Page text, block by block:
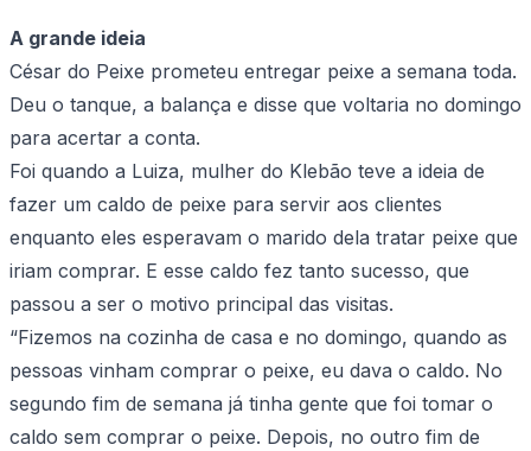
A grande ideia
César do Peixe prometeu entregar peixe a semana toda.
Deu o tanque, a balança e disse que voltaria no domingo
para acertar a conta.
Foi quando a Luiza, mulher do Klebão teve a ideia de
fazer um caldo de peixe para servir aos clientes
enquanto eles esperavam o marido dela tratar peixe que
iriam comprar. E esse caldo fez tanto sucesso, que
passou a ser o motivo principal das visitas.
“Fizemos na cozinha de casa e no domingo, quando as
pessoas vinham comprar o peixe, eu dava o caldo. No
segundo fim de semana já tinha gente que foi tomar o
caldo sem comprar o peixe. Depois, no outro fim de